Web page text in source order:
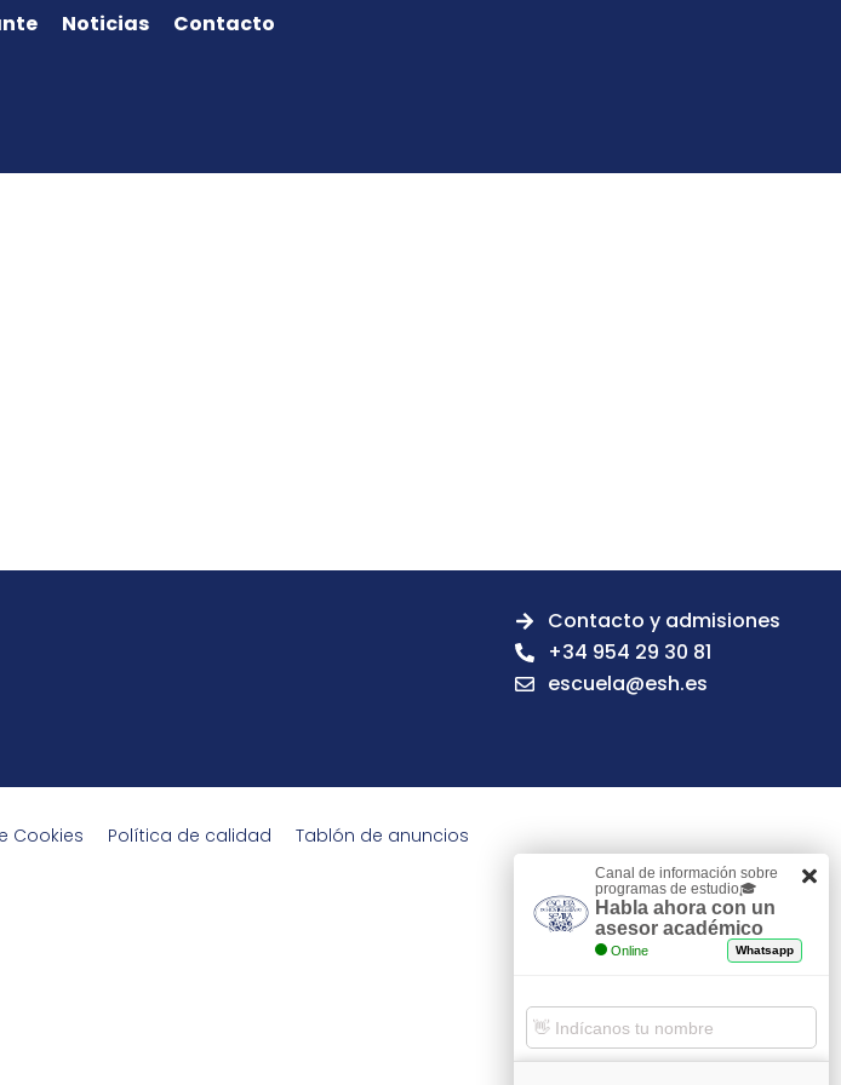
Noticias Contacto
Contacto y admisiones
+34 954 29 30 81
escuela@esh.es
Cookies Política de calidad
Tablón de anuncios
Canal de información sobre
programas de estudio🎓
Habla ahora con un
asesor académico
Online Whatsapp